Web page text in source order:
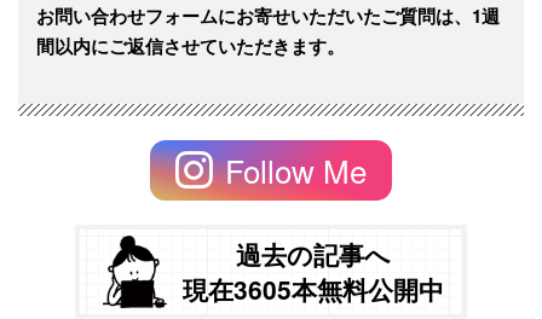
お問い合わせフォームにお寄せいただいたご質問は、1週
間以内にご返信させていただきます。
Follow Me
過去の記事へ
現在3605本無料公開中